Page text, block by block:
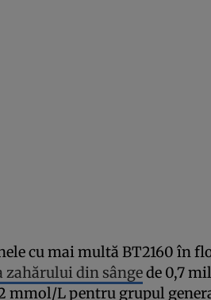
cu mai multă BT2160 în
zahărului din sângede 0,7
mmol/L pentru grupul